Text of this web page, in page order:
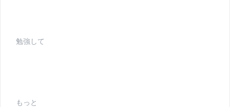
勉強して
もっと